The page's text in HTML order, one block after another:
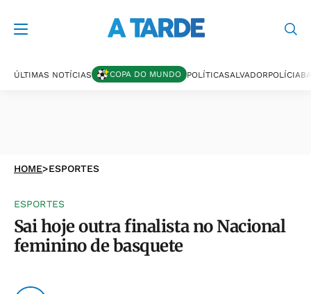
ÚLTIMAS NOTÍCIAS COPA DO MUNDO POLÍTICASALVADORPOLÍCIA
HOME>ESPORTES
ESPORTES
Sai hoje outra finalista no Nacional
feminino de basquete